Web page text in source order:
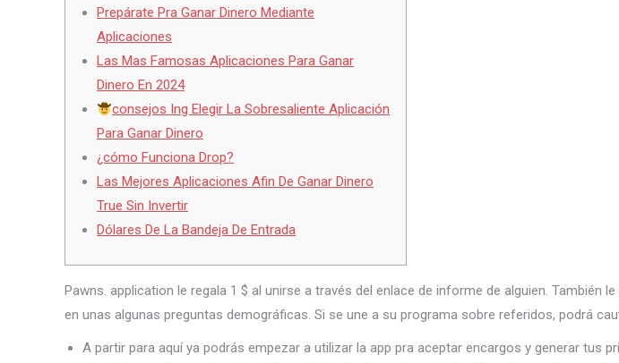
Prepárate Pra Ganar Dinero Mediante
Aplicaciones
Las Mas Famosas Aplicaciones Para Ganar
Dinero En 2024
consejos Ing Elegir La Sobresaliente Aplicación
Para Ganar Dinero
¿cómo Funciona Drop?
Las Mejores Aplicaciones Afin De Ganar Dinero
True Sin Invertir
Dólares De La Bandeja De Entrada
Pawns. application le regala 1 $ al unirse a través del enlace de informe de alguien.
en unas algunas preguntas demográficas. Si se une a su programa sobre referidos, podrá
A partir para aquí ya podrás empezar a utilizar la app pra aceptar encargos y generar tus